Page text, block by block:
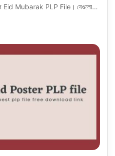
সব Eid Mubarak PLP File। যেগুলো…